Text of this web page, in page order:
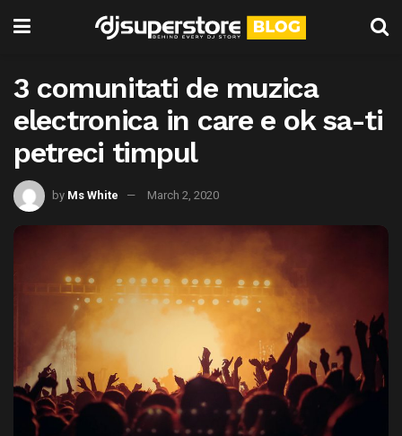
3 comunitati de muzica
electronica in care e ok sa-ti
petreci timpul
by Ms White March 2, 2020